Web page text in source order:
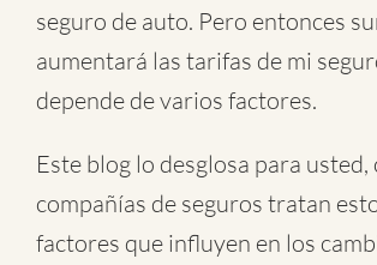
seguro de auto. Pero entonces
aumentará las tarifas de mi
depende de varios factores.
Este blog lo desglosa para
compañías de seguros tratan
factores que influyen en los